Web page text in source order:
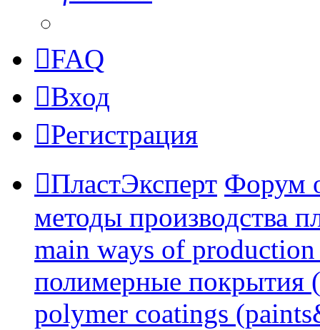
FAQ
Вход
Регистрация
ПластЭксперт Форум
методы производства
main ways of
полимерные покрытия
polymer coatings